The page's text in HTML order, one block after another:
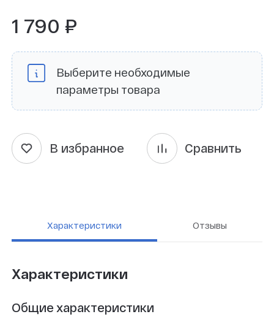
1 790 ₽
Выберите необходимые
параметры товара
В избранное Сравнить
Характеристики Отзывы
Характеристики
Общие характеристики